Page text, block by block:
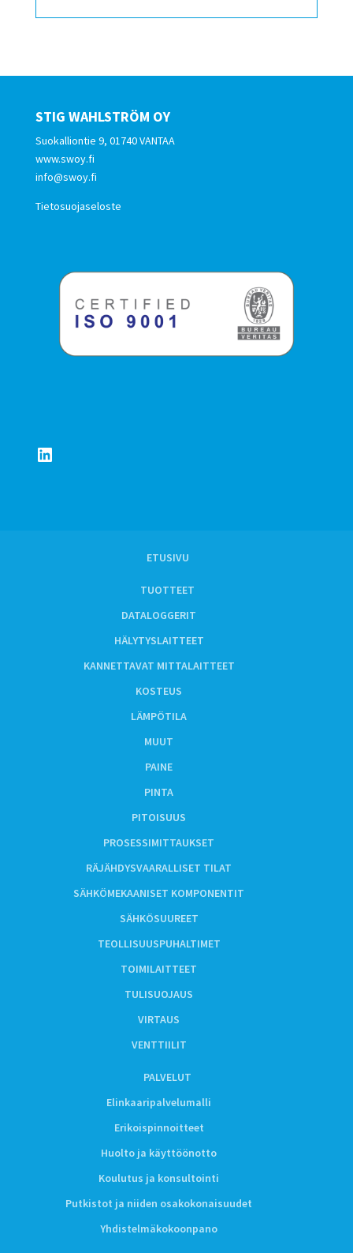
STIG WAHLSTRÖM OY
Suokalliontie 9, 01740 VANTAA
www.swoy.fi
info@swoy.fi
Tietosuojaseloste
LinkedIn
ETUSIVU
TUOTTEET
DATALOGGERIT
HÄLYTYSLAITTEET
KANNETTAVAT MITTALAITTEET
KOSTEUS
LÄMPÖTILA
MUUT
PAINE
PINTA
PITOISUUS
PROSESSIMITTAUKSET
RÄJÄHDYSVAARALLISET TILAT
SÄHKÖMEKAANISET KOMPONENTIT
SÄHKÖSUUREET
TEOLLISUUSPUHALTIMET
TOIMILAITTEET
TULISUOJAUS
VIRTAUS
VENTTIILIT
PALVELUT
Elinkaaripalvelumalli
Erikoispinnoitteet
Huolto ja käyttöönotto
Koulutus ja konsultointi
Putkistot ja niiden osakokonaisuudet
Yhdistelmäkokoonpano